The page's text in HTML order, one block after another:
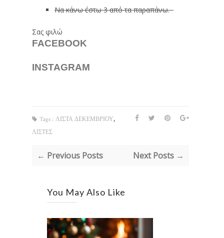
Να κάνω έστω 3 από τα παραπάνω.
Σας φιλώ
FACEBOOK
INSTAGRAM
Tags : ΛΙΣΤΑ ΔΕΚΕΜΒΡΙΟΥ,
ΛΙΣΤΕΣ
← Previous Posts Next Posts →
You May Also Like